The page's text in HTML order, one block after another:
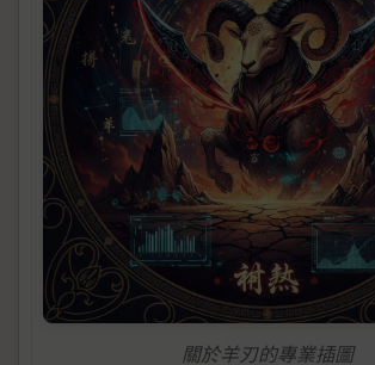
關於羊刃的專業插圖